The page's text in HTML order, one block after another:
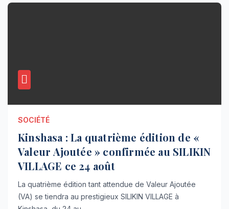
SOCIÉTÉ
Kinshasa : La quatrième édition de «
Valeur Ajoutée » confirmée au SILIKIN
VILLAGE ce 24 août
La quatrième édition tant attendue de Valeur Ajoutée
(VA) se tiendra au prestigieux SILIKIN VILLAGE à